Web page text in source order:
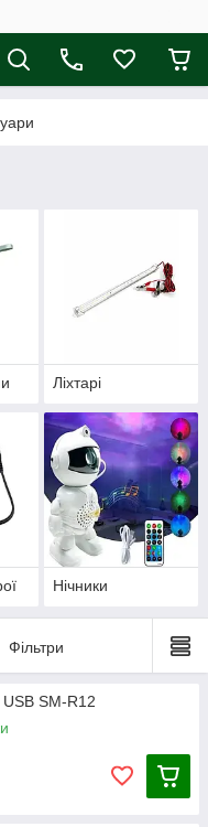
Ліхтарі
Нічники
Фільтри
USB SM-R12